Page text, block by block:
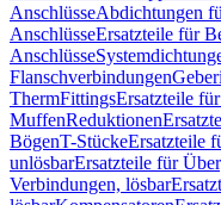
AnschlüsseAbdichtungen
AnschlüsseErsatzteile für
Anschlüsse
Flanschverbindungen
ThermFittingsErsatzteile
MuffenReduktionen
BögenT-StückeErsatzteile
unlösbarErsatzteile für
Verbindungen, lösbar